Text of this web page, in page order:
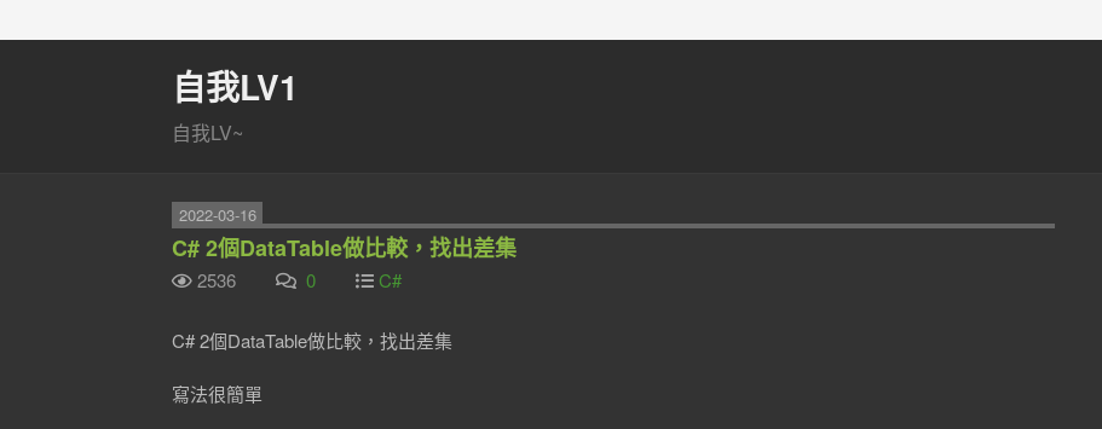
自我LV1
自我LV~
2022-03-16
C# 2個DataTable做比較，找出差集
2536 0 C#
C# 2個DataTable做比較，找出差集
寫法很簡單